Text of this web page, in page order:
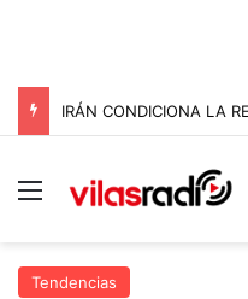
Menú
Tendencias